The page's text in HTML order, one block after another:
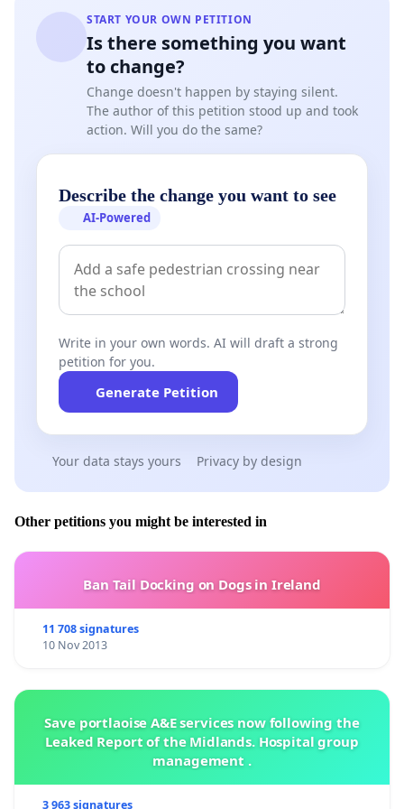
آلمان و به جهت حمایت ازعدالت، به آزمون کتبی گواهینامه
رانندگی در آلمان به زبان پارسی نیازمندیم
ما برای این مهم اقدام به جمع کردن امضا کرده ایم
هدف ما جمع آوری 20000 امضا از حمایت کنندگان برای
ادامه ی این امر می باشد
ما مشتاقانه منتظر امضای شما عزیزان هستیم
ابتدا نام، نام خانوداگی و آدرس ایمیل خود را وارد می کنید (در
صورت داشتن فیسبوک می توانید از گزینه ی فیسبوک
می شود، لطفا روی لینک مورد نظر در آن ایمیل کلیک کنید
اکنون شما در این اقدام بزرگ شرکت کرده اید
در ادامه ی راه نیاز به همیاری حقوقی یک وکیل یا موسسه ی
حقوقی می باشد
لطفا در صورتی که در این زمینه تمایل به همکاری و همیاری
دارید با ما تماس بگیرید
از حمایت شما بسیار سپاسگزاریم
We demand that the theoretical driver's license test
can also be taken in the Persian language (Farsi)
Many immigrant Persian speakers (Iranians,
START YOUR OWN PETITION
Is there something you want
to change?
Change doesn't happen by staying silent.
The author of this petition stood up and took
action. Will you do the same?
Describe the change you want to see
AI-Powered
Write in your own words. AI will draft a strong
petition for you.
Generate Petition
Your data stays yours Privacy by design
Other petitions you might be interested in
Ban Tail Docking on Dogs in Ireland
11 708 signatures
10 Nov 2013
Save portlaoise A&E services now following the
Leaked Report of the Midlands. Hospital group
management .
3 963 signatures